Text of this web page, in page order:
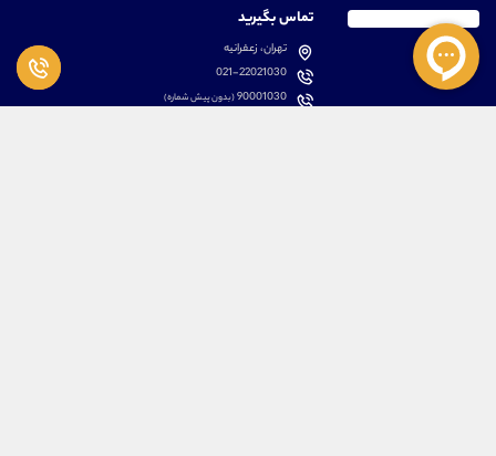
تماس بگیرید
تهران، زعفرانیه
021-22021030
90001030(بدون پیش شماره)